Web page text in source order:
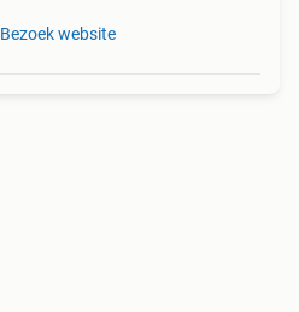
Bezoek website